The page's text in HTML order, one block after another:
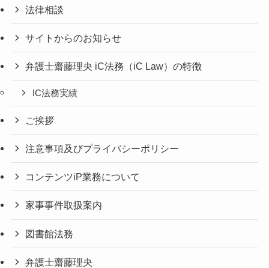
法律相談
サイトからのお知らせ
弁護士齋藤理央 iC法務（iC Law）の特徴
IC法務実績
ご挨拶
注意事項及びプライバシーポリシー
コンテンツiP業務について
家事事件取扱案内
図書館法務
弁護士齋藤理央